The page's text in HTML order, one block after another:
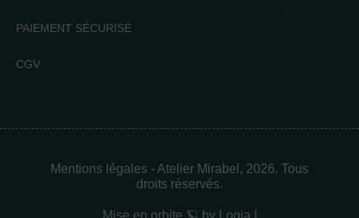
PAIEMENT SÉCURISÉ
CGV
Mentions légales - Atelier Mirabel, 2026. Tous
droits réservés.
Mise en orbite 🪐 by Logia |